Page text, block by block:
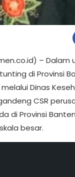
– Dalam
di Provinsi
Dinas
CSR
di Provinsi
besar.